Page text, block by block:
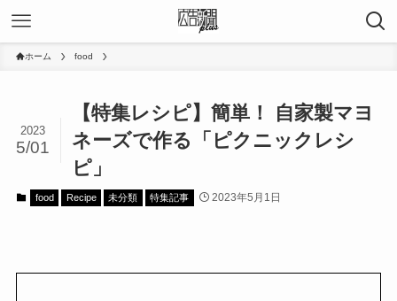
ホーム food
【特集レシピ】簡単！ 自家製マヨ
ネーズで作る「ピクニックレシ
ピ」
2023
5/01
food Recipe 未分類 特集記事 2023年5月1日